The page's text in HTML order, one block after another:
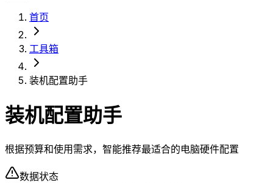
首页
工具箱
装机配置助手
装机配置助手
根据预算和使用需求，智能推荐最适合的电脑硬件配置
数据状态